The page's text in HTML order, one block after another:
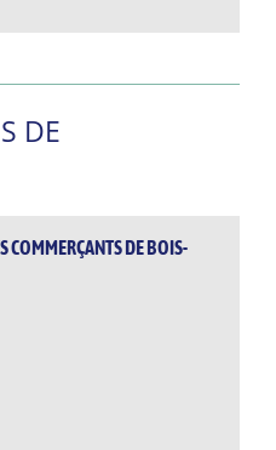
DE
COMMERÇANTS DE BOIS-